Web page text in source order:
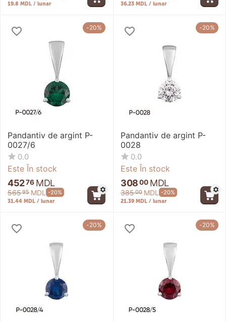
19.8 MDL / lunar 36.23 MDL / lunar
-20%
Pandantiv de argint P-
0027/6
0.0
Este În stock
45276 MDL
56595 MDL -20%
31.44 MDL / lunar
-20%
Pandantiv de argint P-
0028
0.0
Este În stock
30800 MDL
38500 MDL -20%
21.39 MDL / lunar
-20% -20%